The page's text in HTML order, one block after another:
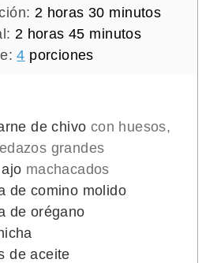
i
n
u
2 h
o
r
horas 30m
i
minutos
2 h
o
horas 45m
i
o
s
minutos
4 porciones
de chivo con huesos,
grandes
machacados
de comino molido
de orégano
de aceite